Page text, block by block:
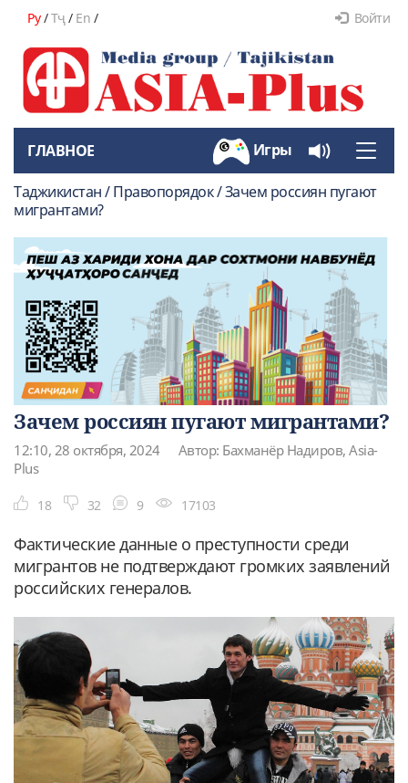
Ру/Тҷ/ En / Войти
Toggle
ГЛАВНОЕ Игры
Таджикистан / Правопорядок / Зачем россиян пугают
мигрантами?
Зачем россиян пугают мигрантами?
12:10, 28 октября, 2024
Автор: Бахманёр Надиров, Asia-
Plus
18 32 9 17103
Фактические данные о преступности среди
мигрантов не подтверждают громких заявлений
российских генералов.